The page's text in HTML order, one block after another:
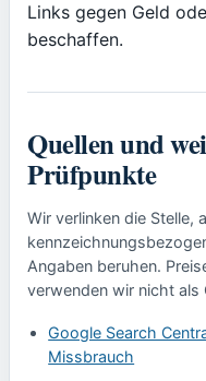
Links gegen Geld
beschaffen.
Quellen und
Prüfpunkte
Wir verlinken die Stelle,
Angaben beruhen.
verwenden wir nicht als
Google Search
Missbrauch